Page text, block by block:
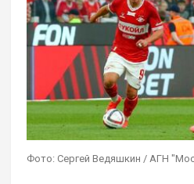
Фото: Сергей Ведяшкин / АГН